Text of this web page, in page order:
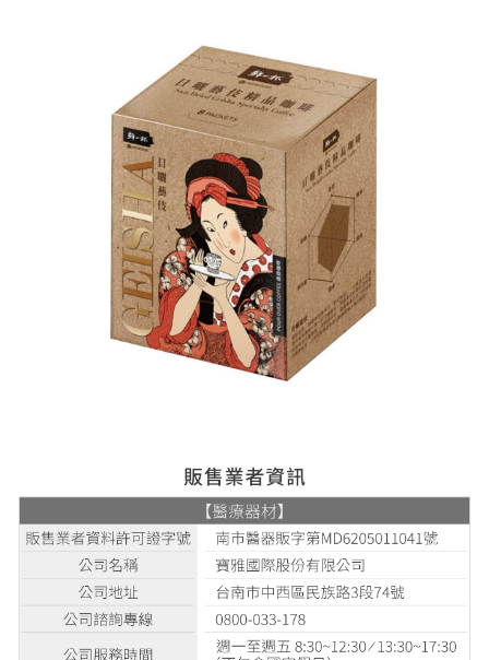
權轉讓予恩沛科技股份有限公司。
２．關於個人資料處理事宜，請瀏覽以下網址：
https://aftee.tw/terms/#terms3
３．未成年的使用者請事先徵得法定代理人或監護人之同意方可使用
「AFTEE先享後付」，若未經同意申辦者引起之損失，本公司不負相關責
４．使用「AFTEE先享後付」時，將依據個別帳號之用戶狀況，依本公司即
時審查核予不同之上限額度；若仍有額度不足之情形，本公司將視審查結果
請求用戶進行身份認證。
５．嚴禁一人註冊多個帳號或使用他人資訊註冊。若發現惡意使用之情形，
恩沛科技股份有限公司將有權停止該用戶之使用額度並採取法律行動。
每筆NT$65，滿NT$490(含以上)免運費
每筆NT$100，滿NT$790(含以上)免運費
付款後寶雅門市自取(由倉庫統一出貨)
每筆NT$80，滿NT$290(含以上)免運費